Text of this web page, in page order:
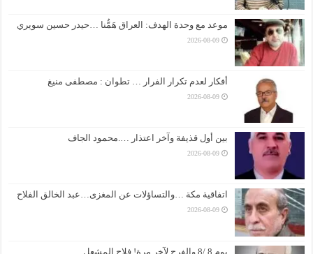
موعد مع وحدة الهدف: العراق هَمُّنا …حيدر حسين سويري
2026-08-09
أفكار لعدم تكرار الفرار … تطوان : مصطفى منيغ
2026-08-09
بين أول قذيفة وآخر اعتذار ….محمود الجاف
2026-08-09
اتفاقية مكة …والتساؤلات عن المغزى…عبد الخالق الفلاح
2026-08-09
يوم 8 /8 والفرح لآخر مرة! فلاح المشعل